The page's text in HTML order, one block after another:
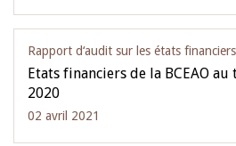
Rapport d‘audit sur les états
Etats financiers de la BCEAO
2020
02 avril 2021